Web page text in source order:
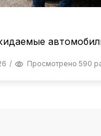
Просмотрено 590